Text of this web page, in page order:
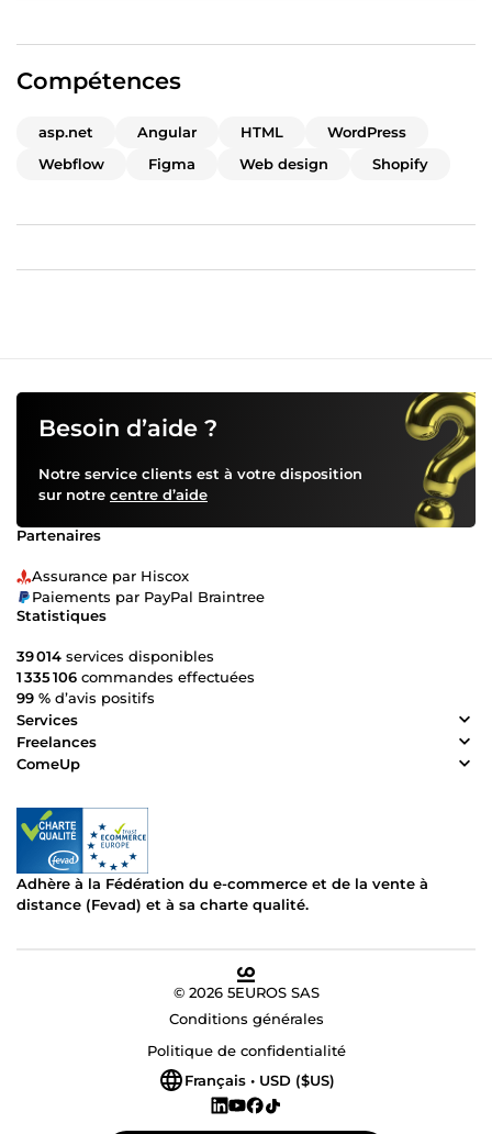
Compétences
asp.net Angular HTML
WordPress
Webflow
Figma Web design Shopify
Besoin d’aide ?
Notre service clients est à votre disposition
sur notre centre d’aide
Partenaires
Assurance par Hiscox
Paiements par PayPal Braintree
Statistiques
39 014 services disponibles
1 335 106 commandes effectuées
99 % d’avis positifs
Services
Freelances
ComeUp
Adhère à la Fédération du e-commerce et de la vente à
distance (Fevad) et à sa charte qualité.
© 2026 5EUROS SAS
Conditions générales
Politique de confidentialité
Français • USD ($US)